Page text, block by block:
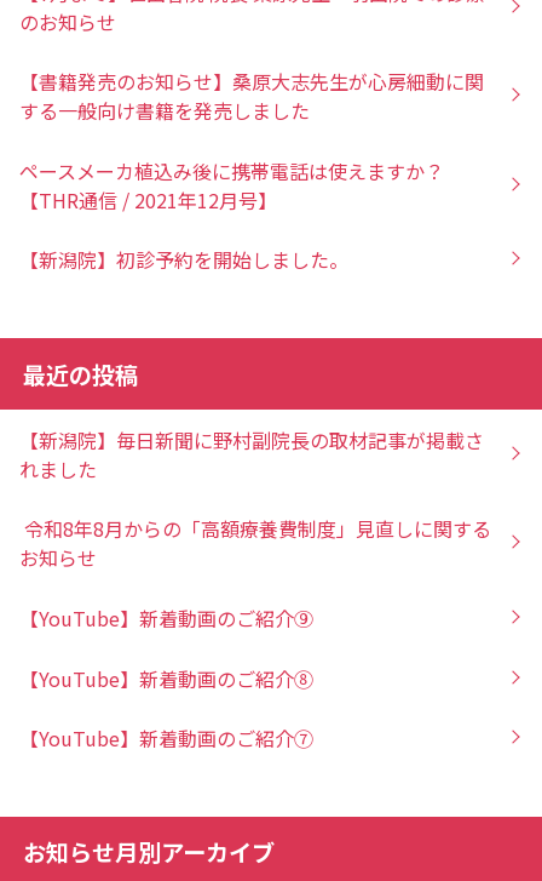
のお知らせ
【書籍発売のお知らせ】桑原大志先生が心房細動に関
する一般向け書籍を発売しました
ペースメーカ植込み後に携帯電話は使えますか？
【THR通信 / 2021年12月号】
【新潟院】初診予約を開始しました。
最近の投稿
【新潟院】毎日新聞に野村副院長の取材記事が掲載さ
れました
令和8年8月からの「高額療養費制度」見直しに関する
お知らせ
【YouTube】新着動画のご紹介⑨
【YouTube】新着動画のご紹介⑧
【YouTube】新着動画のご紹介⑦
お知らせ月別アーカイブ